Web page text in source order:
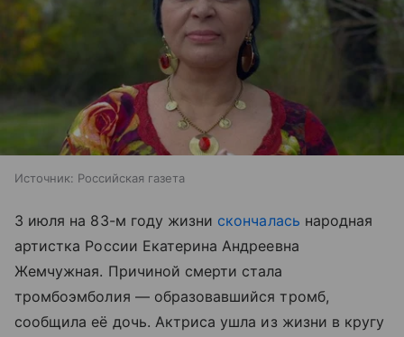
Источник: Российская газета
3 июля на 83-м году жизни скончалась народная
артистка России Екатерина Андреевна
Жемчужная. Причиной смерти стала
тромбоэмболия — образовавшийся тромб,
сообщила её дочь. Актриса ушла из жизни в кругу